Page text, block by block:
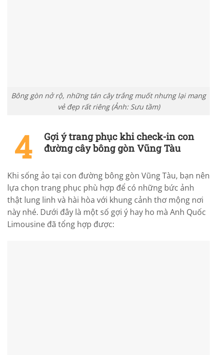
Bông gòn nở rộ, những tán cây trắng muốt nhưng lại mang
vẻ đẹp rất riêng (Ảnh: Sưu tầm)
Gợi ý trang phục khi check-in con
đường cây bông gòn Vũng Tàu
Khi sống ảo tại con đường bông gòn Vũng Tàu, bạn nên
lựa chọn trang phục phù hợp để có những bức ảnh
thật lung linh và hài hòa với khung cảnh thơ mộng nơi
này nhé. Dưới đây là một số gợi ý hay ho mà Anh Quốc
Limousine đã tổng hợp được: